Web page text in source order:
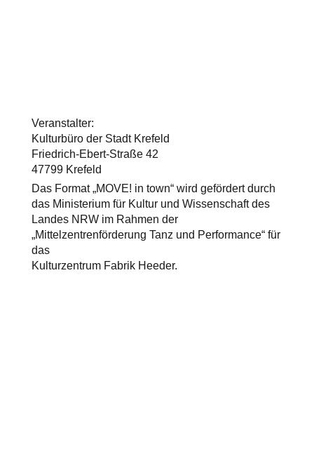
Veranstalter:
Kulturbüro der Stadt Krefeld
Friedrich-Ebert-Straße 42
47799 Krefeld
Das Format „MOVE! in town“ wird gefördert durch
das Ministerium für Kultur und Wissenschaft des
Landes NRW im Rahmen der
„Mittelzentrenförderung Tanz und Performance“ für
das
Kulturzentrum Fabrik Heeder.